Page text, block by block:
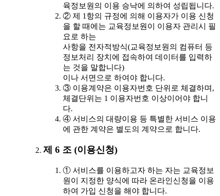
육정보원의 이용 승낙에 의하여 성립됩니다.
② 제 1항의 규정에 의해 이용자가 이용 신청
을 할 때에는 교육정보원이 이용자 관리시 필
요로 하는
사항을 전자적방식(교육정보원의 컴퓨터 등
정보처리 장치에 접속하여 데이터를 입력하
는 것을 말합니다)
이나 서면으로 하여야 합니다.
③ 이용계약은 이용자번호 단위로 체결하며,
체결단위는 1 이용자번호 이상이어야 합니
다.
④ 서비스의 대량이용 등 특별한 서비스 이용
에 관한 계약은 별도의 계약으로 합니다.
제 6 조 (이용신청)
① 서비스를 이용하고자 하는 자는 교육정보
원이 지정한 양식에 따라 온라인신청을 이용
하여 가입 신청을 해야 합니다.